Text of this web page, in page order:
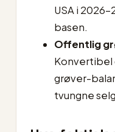
USA i
basen.
Offentlig
grøver-
tvungne